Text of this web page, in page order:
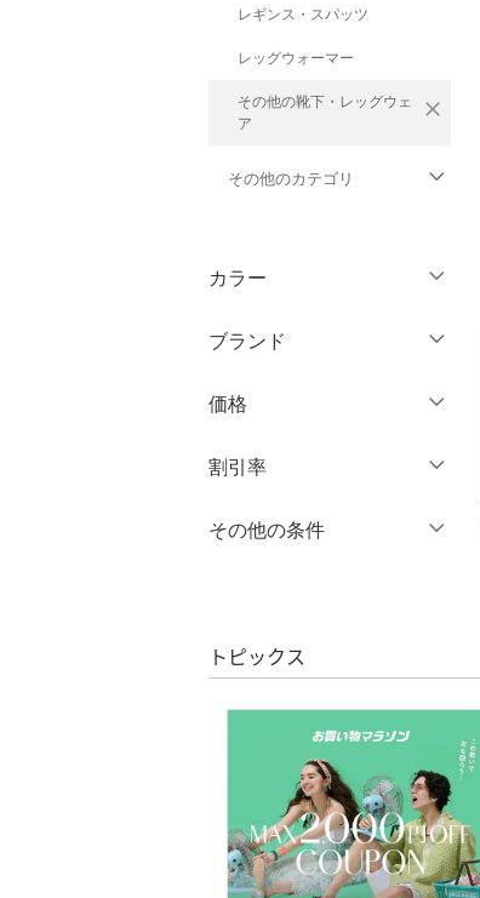
レギンス・スパッツ
レッグウォーマー
その他の靴下・レッグウェ
ア
close
その他のカテゴリ
ジャケット・アウター
パンツ
ワンピース・ドレス
スカート
オールインワン・オーバ
ーオール
シューズ・靴
インナー・ルームウェア
ファッション雑貨
アクセサリー・腕時計
財布・ポーチ・ケース
カラー
クリア
ブランド
価格
絞り込み
割引率
％OFF～ ％OFF
その他の条件
クリア 絞り込み
トピックス